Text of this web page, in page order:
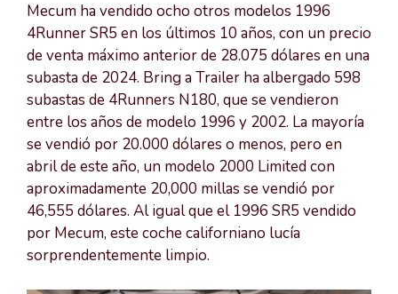
Mecum ha vendido ocho otros modelos 1996
4Runner SR5 en los últimos 10 años, con un precio
de venta máximo anterior de 28.075 dólares en una
subasta de 2024. Bring a Trailer ha albergado 598
subastas de 4Runners N180, que se vendieron
entre los años de modelo 1996 y 2002. La mayoría
se vendió por 20.000 dólares o menos, pero en
abril de este año, un modelo 2000 Limited con
aproximadamente 20,000 millas se vendió por
46,555 dólares. Al igual que el 1996 SR5 vendido
por Mecum, este coche californiano lucía
sorprendentemente limpio.